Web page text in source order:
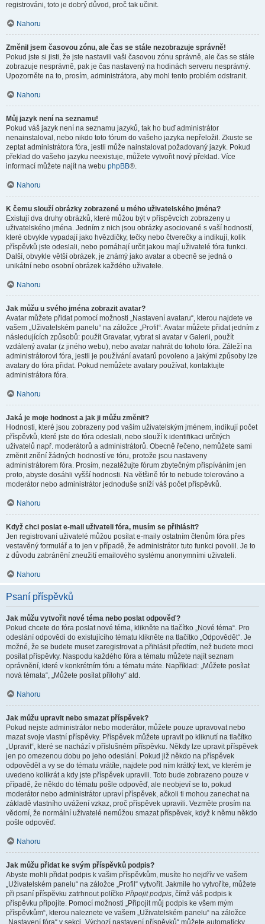
registrováni, toto je dobrý důvod, proč tak učinit.
Nahoru
Změnil jsem časovou zónu, ale čas se stále nezobrazuje správně!
Pokud jste si jisti, že jste nastavili vaši časovou zónu správně, ale čas se stále
zobrazuje nesprávně, pak je čas nastavený na hodinách serveru nesprávný.
Upozorněte na to, prosím, administrátora, aby mohl tento problém odstranit.
Nahoru
Můj jazyk není na seznamu!
Pokud váš jazyk není na seznamu jazyků, tak ho buď administrátor
nenainstaloval, nebo nikdo toto fórum do vašeho jazyka nepřeložil. Zkuste se
zeptat administrátora fóra, jestli může nainstalovat požadovaný jazyk. Pokud
překlad do vašeho jazyku neexistuje, můžete vytvořit nový překlad. Více
informací můžete najít na webu phpBB®.
Nahoru
K čemu slouží obrázky zobrazené u mého uživatelského jména?
Existují dva druhy obrázků, které můžou být v příspěvcích zobrazeny u
uživatelského jména. Jedním z nich jsou obrázky asociované s vaší hodností,
které obvykle vypadají jako hvězdičky, tečky nebo čtverečky a indikují, kolik
příspěvků jste odeslali, nebo pomáhají určit jakou mají uživatelé fóra funkci.
Další, obvykle větší obrázek, je známý jako avatar a obecně se jedná o
unikátní nebo osobní obrázek každého uživatele.
Nahoru
Jak můžu u svého jména zobrazit avatar?
Avatar můžete přidat pomocí možnosti „Nastavení avataru“, kterou najdete ve
vašem „Uživatelském panelu“ na záložce „Profil“. Avatar můžete přidat jedním z
následujících způsobů: použít Gravatar, vybrat si avatar v Galerii, použít
vzdálený avatar (z jiného webu), nebo avatar nahrát do tohoto fóra. Záleží na
administrátorovi fóra, jestli je používání avatarů povoleno a jakými způsoby lze
avatary do fóra přidat. Pokud nemůžete avatary používat, kontaktujte
administrátora fóra.
Nahoru
Jaká je moje hodnost a jak ji můžu změnit?
Hodnosti, které jsou zobrazeny pod vaším uživatelským jménem, indikují počet
příspěvků, které jste do fóra odeslali, nebo slouží k identifikaci určitých
uživatelů např. moderátorů a administrátorů. Obecně řečeno, nemůžete sami
změnit znění žádných hodností ve fóru, protože jsou nastaveny
administrátorem fóra. Prosím, nezatěžujte fórum zbytečným přispíváním jen
proto, abyste dosáhli vyšší hodnosti. Na většině fór to nebude tolerováno a
moderátor nebo administrátor jednoduše sníží váš počet příspěvků.
Nahoru
Když chci poslat e-mail uživateli fóra, musím se přihlásit?
Jen registrovaní uživatelé můžou posílat e-maily ostatním členům fóra přes
vestavěný formulář a to jen v případě, že administrátor tuto funkci povolil. Je to
z důvodu zabránění zneužití emailového systému anonymními uživateli.
Nahoru
Psaní příspěvků
Jak můžu vytvořit nové téma nebo poslat odpověď?
Pokud chcete do fóra poslat nové téma, klikněte na tlačítko „Nové téma“. Pro
odeslání odpovědi do existujícího tématu klikněte na tlačítko „Odpovědět“. Je
možné, že se budete muset zaregistrovat a přihlásit předtím, než budete moci
posílat příspěvky. Naspodu každého fóra a tématu můžete najít seznam
oprávnění, které v konkrétním fóru a tématu máte. Například: „Můžete posílat
nová témata“, „Můžete posílat přílohy“ atd.
Nahoru
Jak můžu upravit nebo smazat příspěvek?
Pokud nejste administrátor nebo moderátor, můžete pouze upravovat nebo
mazat svoje vlastní příspěvky. Příspěvek můžete upravit po kliknutí na tlačítko
„Upravit“, které se nachází v příslušném příspěvku. Někdy lze upravit příspěvek
jen po omezenou dobu po jeho odeslání. Pokud již někdo na příspěvek
odpověděl a vy se do tématu vrátíte, najdete pod ním krátký text, ve kterém je
uvedeno kolikrát a kdy jste příspěvek upravili. Toto bude zobrazeno pouze v
případě, že někdo do tématu pošle odpověď, ale neobjeví se to, pokud
moderátor nebo administrátor upraví příspěvek, ačkoli ti mohou zanechat na
základě vlastního uvážení vzkaz, proč příspěvek upravili. Vezměte prosím na
vědomí, že normální uživatelé nemůžou smazat příspěvek, když k němu někdo
pošle odpověď.
Nahoru
Jak můžu přidat ke svým příspěvků podpis?
Abyste mohli přidat podpis k vašim příspěvkům, musíte ho nejdřív ve vašem
„Uživatelském panelu“ na záložce „Profil“ vytvořit. Jakmile ho vytvoříte, můžete
při psaní příspěvku zatrhnout políčko Připojit podpis, čímž váš podpis k
příspěvku připojíte. Pomocí možnosti „Připojit můj podpis ke všem mým
příspěvkům“, kterou naleznete ve vašem „Uživatelském panelu“ na záložce
„Nastavení fóra“ v sekci „Výchozí nastavení příspěvků“ můžete automaticky